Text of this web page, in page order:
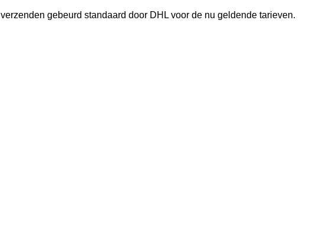
verzenden gebeurd standaard door DHL voor de nu geldende tarieven.